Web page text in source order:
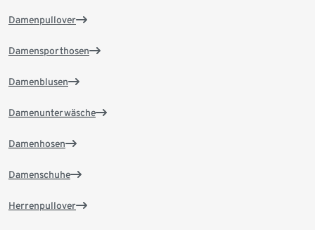
Damenpullover
Damensporthosen
Damenblusen
Damenunterwäsche
Damenhosen
Damenschuhe
Herrenpullover